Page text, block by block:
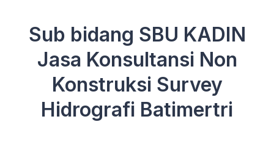
Sub bidang SBU KADIN
Jasa Konsultansi Non
Konstruksi Survey
Hidrografi Batimertri